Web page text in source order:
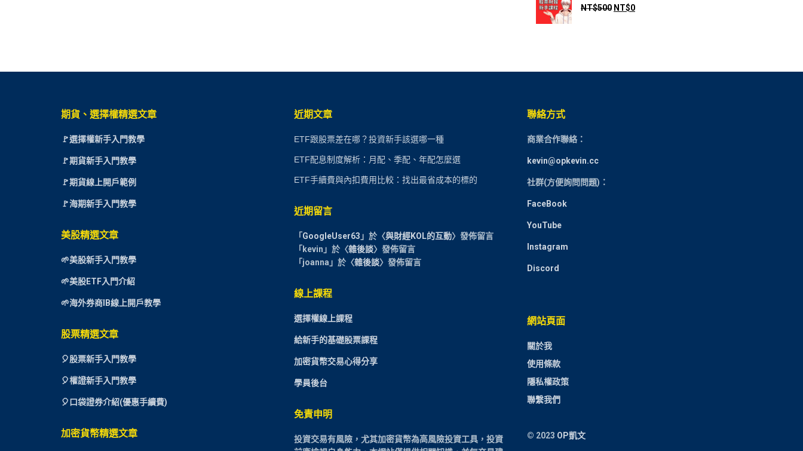
NT$500 NT$0
期貨、選擇權精選文章
🚩選擇權新手入門教學
🚩期貨新手入門教學
🚩期貨線上開戶範例
🚩海期新手入門教學
美股精選文章
🌱美股新手入門教學
🌱美股ETF入門介紹
🌱海外券商IB線上開戶教學
股票精選文章
🎈股票新手入門教學
🎈權證新手入門教學
🎈口袋證券介紹(優惠手續費)
加密貨幣精選文章
近期文章
ETF跟股票差在哪？投資新手該選哪一種
ETF配息制度解析：月配、季配、年配怎麼選
ETF手續費與內扣費用比較：找出最省成本的標的
近期留言
「 GoogleUser63 」於〈與財經KOL的互動〉發佈留言
「 kevin 」於〈雜後談〉發佈留言
「 joanna 」於〈雜後談〉發佈留言
線上課程
選擇權線上課程
給新手的基礎股票課程
加密貨幣交易心得分享
學員後台
免責申明
投資交易有風險，尤其加密貨幣為高風險投資工具，投資
聯絡方式
商業合作聯絡：
kevin@opkevin.cc
社群(方便詢問問題)：
FaceBook
YouTube
Instagram
Discord
網站頁面
關於我
使用條款
隱私權政策
聯繫我們
© 2023 OP凱文